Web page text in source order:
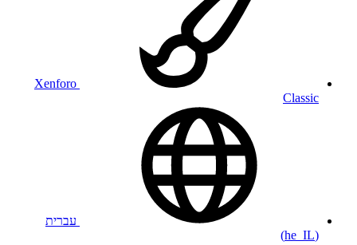
Xenforo
Classic
עברית
(he_IL)